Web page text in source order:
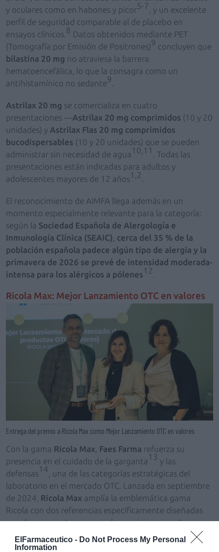
ElFarmaceutico - Do Not Process My Personal
Information
y oculares como en habones y picor5-7 , y un excelente
perfil de seguridad comparable al de placebo en
ensayos clínicos. 8 Datos obtenidos mediante PET
(Tomografía por Emisión de Positrones)9 concluyen que
bilastina 20 mg no atraviesa la barrera
hematoencefálica, lo que la consagra como un
antihistamínico no sedante9
Astrilax 20 mg se comercializa en cuatro
presentaciones —Astrilax 20 mg comprimidos (10 y 20
unidades) y Astrilax Flas 20 mg comprimidos
bucodispersables (10 y 20 unidades) que se pueden
administrar sin necesidad de agua 10,11
. Todas las
presentaciones están indicadas para adultos y
adolescentes mayores de 12 años1,2
El reconocimiento de AIMFA llega además en un
momento especialmente relevante para la categoría:
según la Sociedad Española de Alergología e
Inmunología Clínica (SEAIC) cerca del 35 % de la
población española padece algún tipo de alergia y la
primavera de 2026 se prevé de intensidad moderada-
intensa para los alérgicos a pólenes12
Ricola Max: Mejor Lanzamiento OTC en valores
Entrega del premio a Ricola Max como Mejor Lanzamiento OTC en valores
Con la gama Ricola Max Faes Farma refuerza su
presencia en el cuidado de la garganta 13 y las
defensas14 , una de las categorías estratégicas del
laboratorio en el mercado OTC. Lanzada en septiembre
de 2024, Ricola Max amplía la emblemática gama
Ricola con dos referencias específicamente diseñadas
para los momentos en que el organismo necesita un
cuidado especial: cambios bruscos de temperatura,
ritmos de vida exigentes o la vuelta a la rutina. La gama